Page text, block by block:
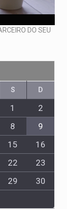
DO SEU
S D
1
2
8
9
15
16
22
23
29
30